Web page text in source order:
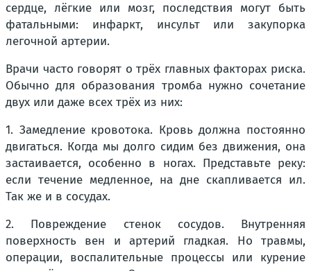
сердце, лёгкие или мозг, последствия могут быть
фатальными: инфаркт, инсульт или закупорка
легочной артерии.
Врачи часто говорят о трёх главных факторах риска.
Обычно для образования тромба нужно сочетание
двух или даже всех трёх из них:
1. Замедление кровотока. Кровь должна постоянно
двигаться. Когда мы долго сидим без движения, она
застаивается, особенно в ногах. Представьте реку:
если течение медленное, на дне скапливается ил.
Так же и в сосудах.
2. Повреждение стенок сосудов. Внутренняя
поверхность вен и артерий гладкая. Но травмы,
операции, воспалительные процессы или курение